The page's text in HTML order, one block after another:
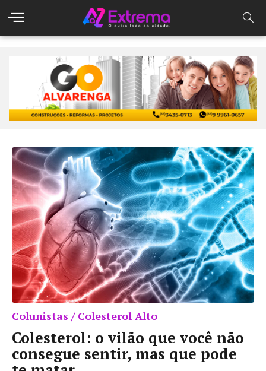
Colunistas / Colesterol Alto
Colesterol: o vilão que você não
consegue sentir, mas que pode